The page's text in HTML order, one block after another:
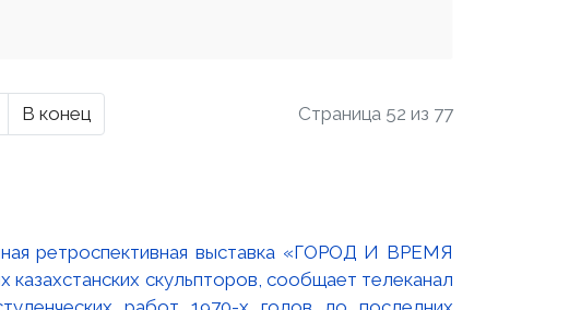
В конец Страница 52 из 77